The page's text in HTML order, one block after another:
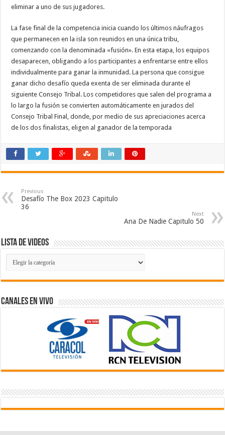
eliminar a uno de sus jugadores.
La fase final de la competencia inicia cuando los últimos náufragos
que permanecen en la isla son reunidos en una única tribu,
comenzando con la denominada «fusión». En esta etapa, los equipos
desaparecen, obligando a los participantes a enfrentarse entre ellos
individualmente para ganar la inmunidad. La persona que consigue
ganar dicho desafío queda exenta de ser eliminada durante el
siguiente Consejo Tribal. Los competidores que salen del programa a
lo largo la fusión se convierten automáticamente en jurados del
Consejo Tribal Final, donde, por medio de sus apreciaciones acerca
de los dos finalistas, eligen al ganador de la temporada
Previous
Desafío The Box 2023 Capitulo
36
Next
Ana De Nadie Capitulo 50
Lista de Videos
Lista
de
Videos
Canales En Vivo